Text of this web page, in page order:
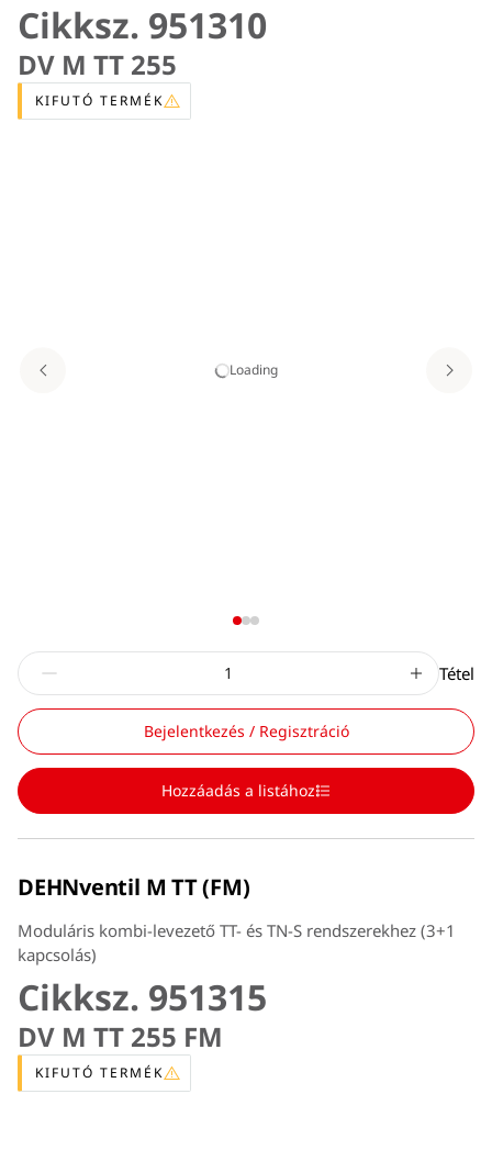
Cikksz. 951310
DV M TT 255
KIFUTÓ TERMÉK
Loading
Tétel
Bejelentkezés / Regisztráció
Hozzáadás a listához
DEHNventil M TT (FM)
Moduláris kombi-levezető TT- és TN-S rendszerekhez (3+1
kapcsolás)
Cikksz. 951315
DV M TT 255 FM
KIFUTÓ TERMÉK